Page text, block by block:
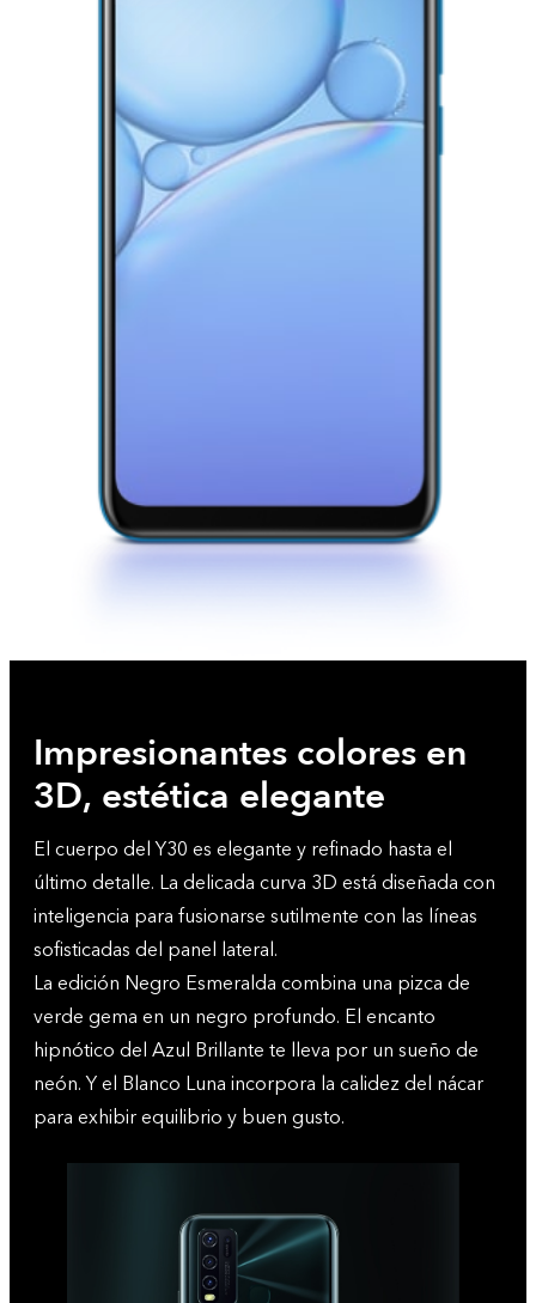
Impresionantes colores en
3D, estética elegante
El cuerpo del Y30 es elegante y refinado hasta el
último detalle. La delicada curva 3D está diseñada con
inteligencia para fusionarse sutilmente con las líneas
sofisticadas del panel lateral.
La edición Negro Esmeralda combina una pizca de
verde gema en un negro profundo. El encanto
hipnótico del Azul Brillante te lleva por un sueño de
neón. Y el Blanco Luna incorpora la calidez del nácar
para exhibir equilibrio y buen gusto.